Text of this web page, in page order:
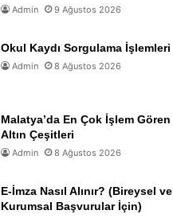
Admin 9 Ağustos 2026
Okul Kaydı Sorgulama İşlemleri
Admin 8 Ağustos 2026
Malatya’da En Çok İşlem Gören
Altın Çeşitleri
Admin 8 Ağustos 2026
E-İmza Nasıl Alınır? (Bireysel ve
Kurumsal Başvurular İçin)